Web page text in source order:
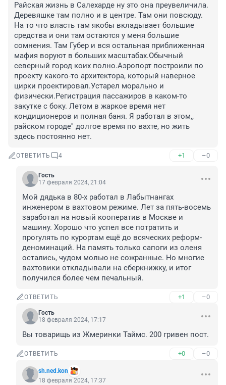
Райская жизнь в Салехарде ну это она преувеличила.
Деревяшке там полно и в центре. Там они повсюду.
На то что власть там якобы вкладывает большие
средства и они там остаются у меня большие
сомнения. Там Губер и вся остальная приближенная
мафия воруют в больших масштабах.Обычный
северный город коих полно.Аэропорт построили по
проекту какого-то архитектора, который наверное
цирки проектировал.Устарел морально и
физически.Регистрация пассажиров в каком-то
закутке с боку. Летом в жаркое время нет
кондиционеров и полная баня. Я работал в этом,,
райском городе'' долгое время по вахте, но жить
здесь постоянно нет.
ОТВЕТИТЬ 4 +1 –0
Гость
17 февраля 2024, 21:04
Мой дядька в 80-х работал в Лабытнангах
инженером в вахтовом режиме. Лет за пять-восемь
заработал на новый кооператив в Москве и
машину. Хорошо что успел все потратить и
прогулять по курортам ещё до всяческих реформ-
деноминаций. На память только сапоги из оленя
остались, чудом молью не сожранные. Но многие
вахтовики откладывали на сберкнижку, и итог
получился более чем печальный.
ОТВЕТИТЬ +1 –0
Гость
18 февраля 2024, 17:17
Вы товарищь из Жмеринки Таймс. 200 гривен пост.
ОТВЕТИТЬ +0 –0
sh.ned.kon
18 февраля 2024, 17:37